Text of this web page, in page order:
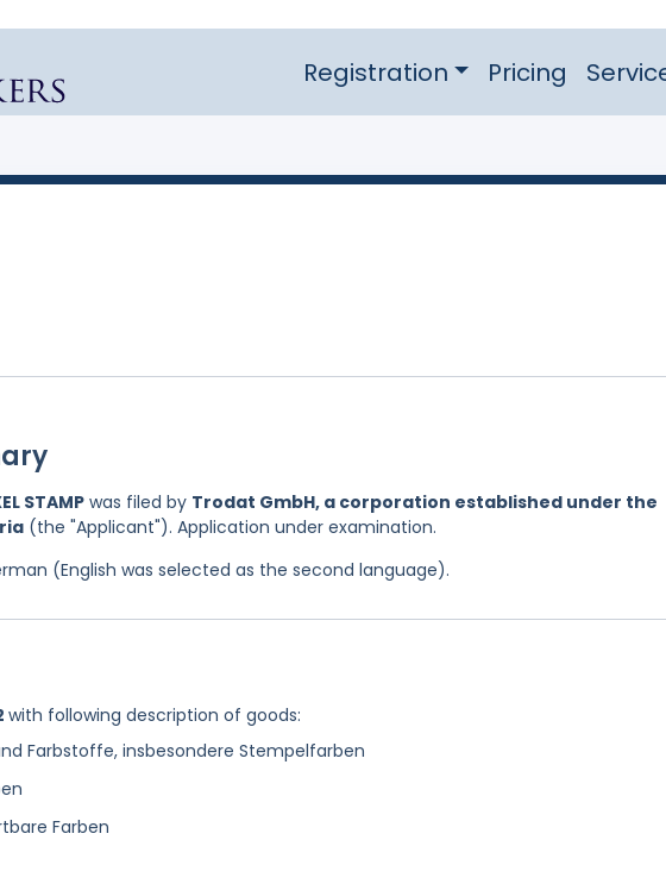
Registration Pricing
STAMPwas filed by Trodat GmbH, a corporation established under the
(the "Applicant"). Application under examination.
(English was selected as the second language).
with following description of goods:
Farbstoffe, insbesondere Stempelfarben
Farben